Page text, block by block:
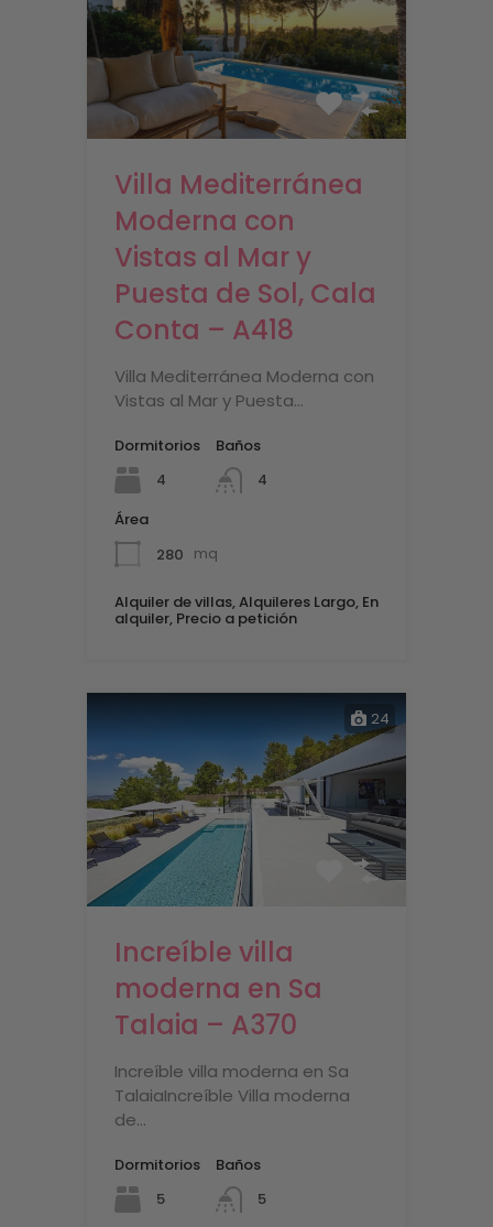
Villa Mediterránea
Moderna con
Vistas al Mar y
Puesta de Sol, Cala
Conta – A418
Villa Mediterránea Moderna con
Vistas al Mar y Puesta…
Dormitorios
4
Baños
4
Área
280 mq
Alquiler de villas, Alquileres Largo, En
alquiler, Precio a petición
24
Increíble villa
moderna en Sa
Talaia – A370
Increíble villa moderna en Sa
TalaiaIncreíble Villa moderna
de…
Dormitorios
5
Baños
5